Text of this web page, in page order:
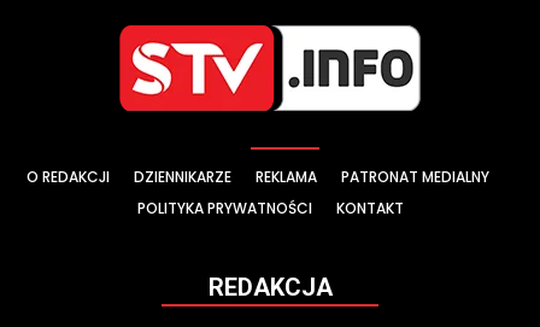
O REDAKCJI DZIENNIKARZE REKLAMA
PATRONAT MEDIALNY
POLITYKA PRYWATNOŚCI
KONTAKT
REDAKCJA